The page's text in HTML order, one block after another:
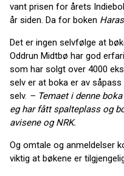
vant prisen for årets
år siden. Da for boken
Det er ingen selvfølge at
Oddrun Midtbø har god
som har solgt over 4000
selv er at boka er av
selv. – Temaet i denne
eg har fått spalteplass og
avisene og NRK.
Og omtale og anmeldelser
viktig at bøkene er